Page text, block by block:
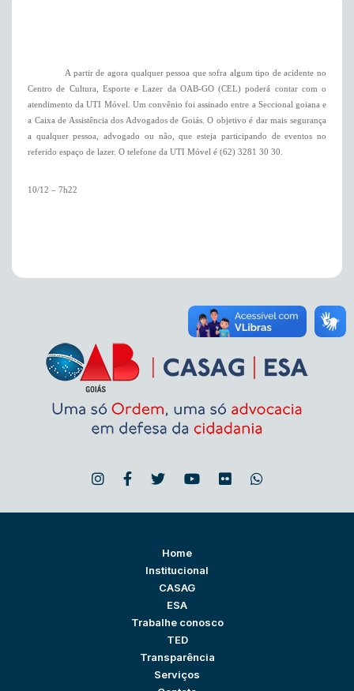
A partir de agora qualquer pessoa que sofra algum tipo de acidente no
Centro de Cultura, Esporte e Lazer da OAB-GO (CEL) poderá contar com o
atendimento da UTI Móvel. Um convênio foi assinado entre a Seccional goiana e
a Caixa de Assistência dos Advogados de Goiás. O objetivo é dar mais segurança
a qualquer pessoa, advogado ou não, que esteja participando de eventos no
referido espaço de lazer. O telefone da UTI Móvel é (62) 3281 30 30.
10/12 – 7h22
Home
Institucional
CASAG
ESA
Trabalhe conosco
TED
Transparência
Serviços